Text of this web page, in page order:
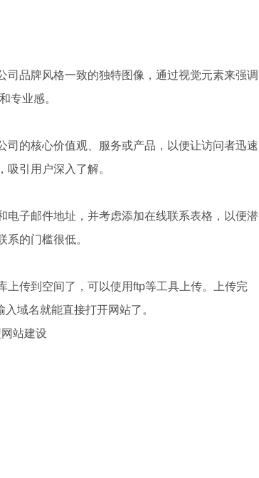
品牌风格一致的独特图像，通过视觉元素来强调
专业感。
的核心价值观、服务或产品，以便让访问者迅速
引用户深入了解。
子邮件地址，并考虑添加在线联系表格，以便潜
的门槛很低。
上传到空间了，可以使用ftp等工具上传。上传完
域名就能直接打开网站了。